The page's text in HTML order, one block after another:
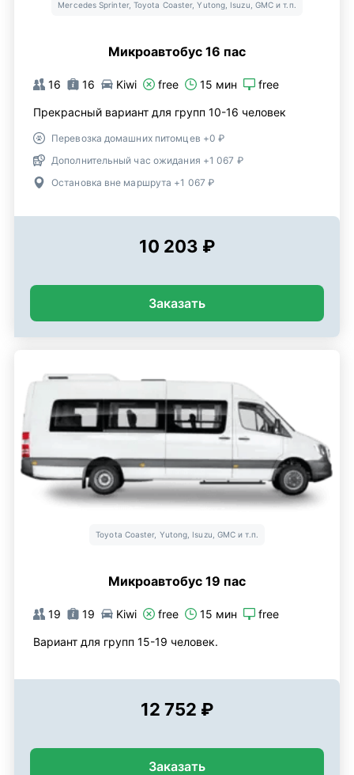
Mercedes Sprinter, Toyota Coaster, Yutong, Isuzu, GMC и т.п.
Микроавтобус 16 пас
16 16 Kiwi free 15 мин free
Прекрасный вариант для групп 10-16 человек
Перевозка домашних питомцев +0 ₽
Дополнительный час ожидания +1 067 ₽
Остановка вне маршрута +1 067 ₽
10 203 ₽
Заказать
Toyota Coaster, Yutong, Isuzu, GMC и т.п.
Микроавтобус 19 пас
19 19 Kiwi free 15 мин free
Вариант для групп 15-19 человек.
12 752 ₽
Заказать